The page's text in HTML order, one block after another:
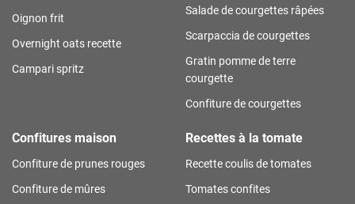
Oignon frit
Overnight oats recette
Campari spritz
Salade de courgettes râpées
Scarpaccia de courgettes
Gratin pomme de terre
courgette
Confiture de courgettes
Confitures maison
Confiture de prunes rouges
Confiture de mûres
Recettes à la tomate
Recette coulis de tomates
Tomates confites